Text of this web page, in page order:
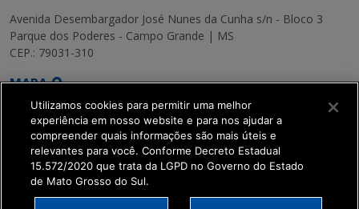
Avenida Desembargador José Nunes da Cunha s/n - Bloco 3
Parque dos Poderes - Campo Grande | MS
CEP.: 79031-310
MAPA
SETDIG | Secretaria-
Executiva de
Utilizamos cookies para permitir uma melhor
experiência em nosso website e para nos ajudar a
compreender quais informações são mais úteis e
relevantes para você. Conforme Decreto Estadual
15.572/2020 que trata da LGPD no Governo do Estado
de Mato Grosso do Sul.